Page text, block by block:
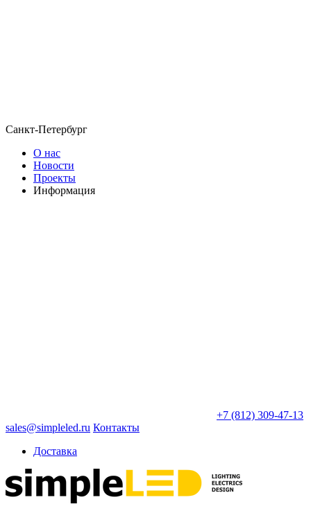
Санкт-Петербург
О нас
Новости
Проекты
Информация
+7 (812) 309-47-13
sales@simpleled.ru Контакты
Доставка